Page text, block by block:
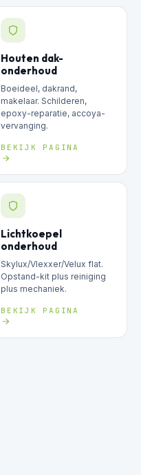
Houten dak-
onderhoud
Boeideel, dakrand,
makelaar. Schilderen,
epoxy-reparatie, accoya-
vervanging.
BEKIJK PAGINA
Lichtkoepel
onderhoud
Skylux/Vlexxer/Velux flat.
Opstand-kit plus reiniging
plus mechaniek.
BEKIJK PAGINA